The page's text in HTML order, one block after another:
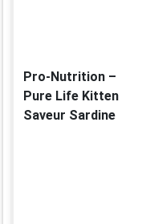
Pro-Nutrition –
Pure Life Kitten
Saveur Sardine